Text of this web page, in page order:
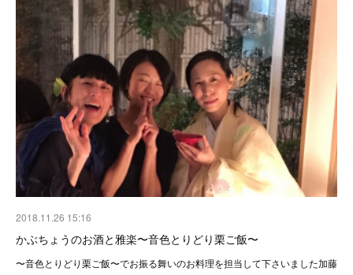
2018.11.26 15:16
かぶちょうのお酒と雅楽〜音色とりどり栗ご飯〜
〜音色とりどり栗ご飯〜でお振る舞いのお料理を担当して下さいました加藤